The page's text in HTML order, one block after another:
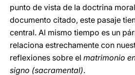
punto de vista de la doctrina
documento citado, este pasaje
central. Al mismo tiempo es un
relaciona estrechamente con
reflexiones sobre el matrimonio
signo (sacramental).